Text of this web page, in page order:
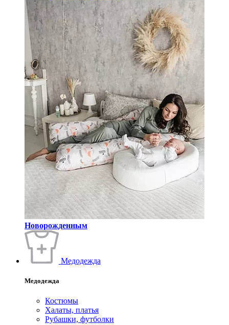
Новорожденным
Медодежда
Медодежда
Костюмы
Халаты, платья
Рубашки, футболки